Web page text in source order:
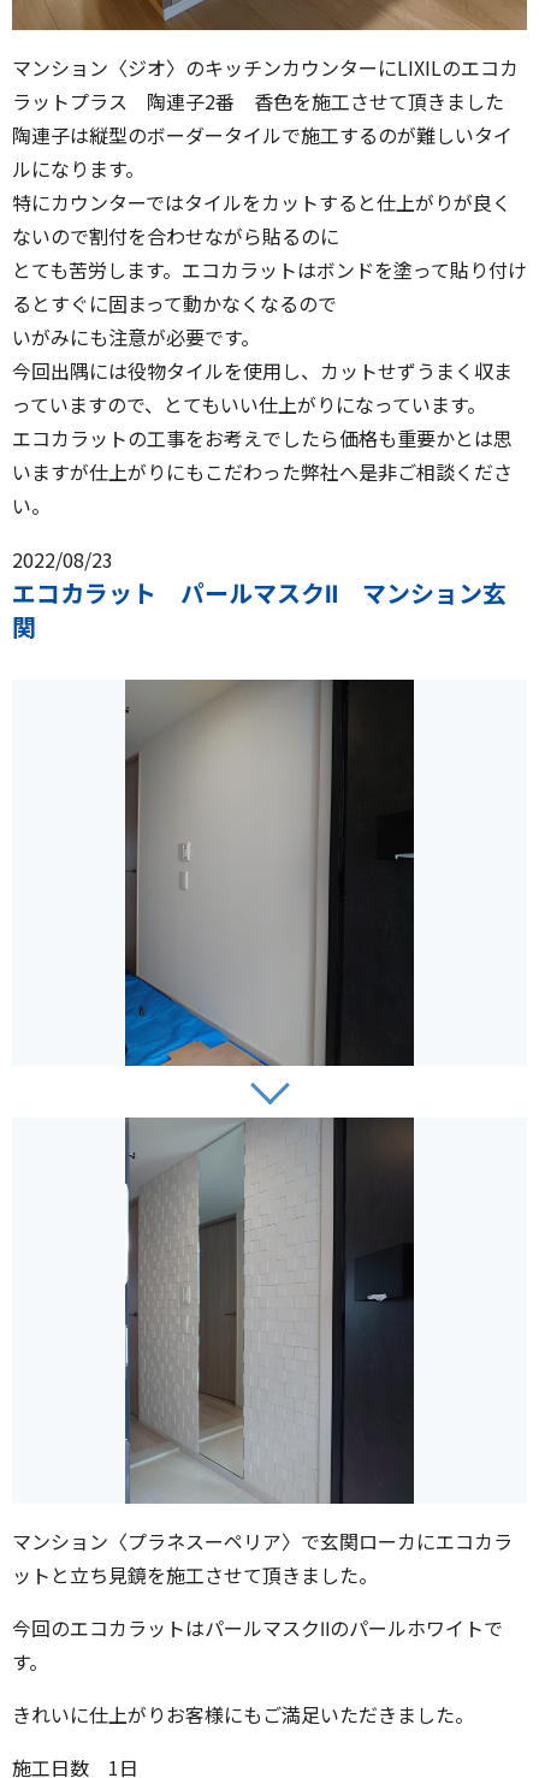
マンション〈ジオ〉のキッチンカウンターにLIXILのエコカ
ラットプラス 陶連子2番 香色を施工させて頂きました
陶連子は縦型のボーダータイルで施工するのが難しいタイ
ルになります。
特にカウンターではタイルをカットすると仕上がりが良く
ないので割付を合わせながら貼るのに
とても苦労します。エコカラットはボンドを塗って貼り付け
るとすぐに固まって動かなくなるので
いがみにも注意が必要です。
今回出隅には役物タイルを使用し、カットせずうまく収ま
っていますので、とてもいい仕上がりになっています。
エコカラットの工事をお考えでしたら価格も重要かとは思
いますが仕上がりにもこだわった弊社へ是非ご相談くださ
い。
2022/08/23
エコカラット パールマスクⅡ マンション玄
関
マンション〈プラネスーペリア〉で玄関ローカにエコカラ
ットと立ち見鏡を施工させて頂きました。
今回のエコカラットはパールマスクⅡのパールホワイトで
す。
きれいに仕上がりお客様にもご満足いただきました。
施工日数 1日